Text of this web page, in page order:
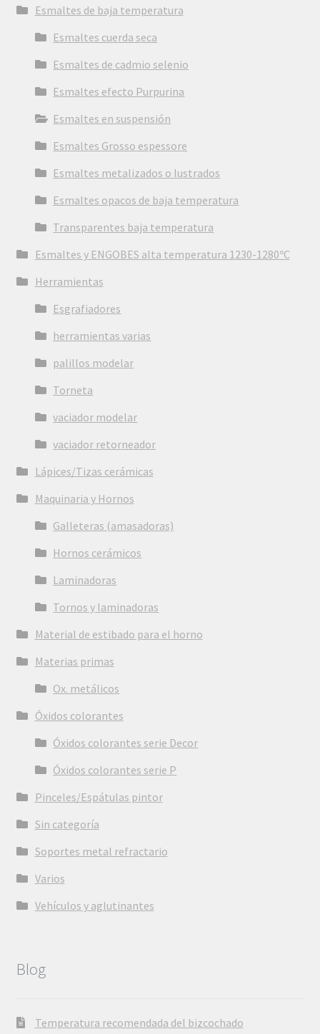
Esmaltes de baja temperatura
Esmaltes cuerda seca
Esmaltes de cadmio selenio
Esmaltes efecto Purpurina
Esmaltes en suspensión
Esmaltes Grosso espessore
Esmaltes metalizados o lustrados
Esmaltes opacos de baja temperatura
Transparentes baja temperatura
Esmaltes y ENGOBES alta temperatura 1230-1280ºC
Herramientas
Esgrafiadores
herramientas varias
palillos modelar
Torneta
vaciador modelar
vaciador retorneador
Lápices/Tizas cerámicas
Maquinaria y Hornos
Galleteras (amasadoras)
Hornos cerámicos
Laminadoras
Tornos y laminadoras
Material de estibado para el horno
Materias primas
Ox. metálicos
Óxidos colorantes
Óxidos colorantes serie Decor
Óxidos colorantes serie P
Pinceles/Espátulas pintor
Sin categoría
Soportes metal refractario
Varios
Vehículos y aglutinantes
Blog
Temperatura recomendada del bizcochado